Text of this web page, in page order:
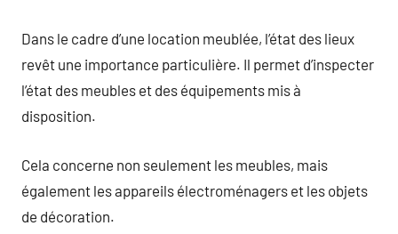
Dans le cadre d’une location meublée, l’état des lieux
revêt une importance particulière. Il permet d’inspecter
l’état des meubles et des équipements mis à
disposition.
Cela concerne non seulement les meubles, mais
également les appareils électroménagers et les objets
de décoration.